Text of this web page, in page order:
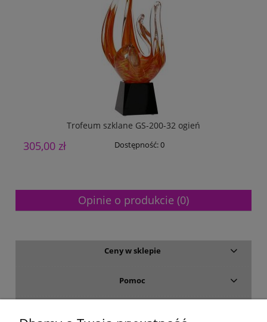
Trofeum szklane GS-200-32 ogień
305,00 zł Dostępność:0
Opinie o produkcie (0)
Ceny w sklepie
Pomoc